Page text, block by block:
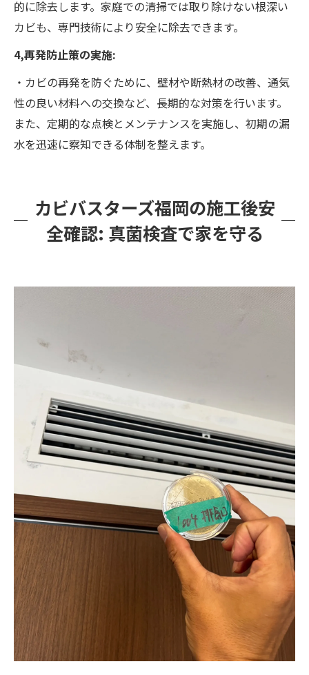
的に除去します。家庭での清掃では取り除けない根深い
カビも、専門技術により安全に除去できます。
4,再発防止策の実施:
・カビの再発を防ぐために、壁材や断熱材の改善、通気
性の良い材料への交換など、長期的な対策を行います。
また、定期的な点検とメンテナンスを実施し、初期の漏
水を迅速に察知できる体制を整えます。
カビバスターズ福岡の施工後安
全確認: 真菌検査で家を守る